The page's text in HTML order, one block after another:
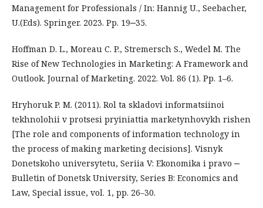
Management for Professionals / In: Hannig U., Seebacher,
U.(Eds). Springer. 2023. Pp. 19‒35.
Hoffman D. L., Moreau C. P., Stremersch S., Wedel M. The
Rise of New Technologies in Marketing: A Framework and
Outlook. Journal of Marketing. 2022. Vol. 86 (1). Рр. 1–6.
Hryhoruk P. M. (2011). Rol ta skladovi informatsiinoi
tekhnolohii v protsesi pryiniattia marketynhovykh rishen
[The role and components of information technology in
the process of making marketing decisions]. Visnyk
Donetskoho universytetu, Seriia V: Ekonomika i pravo ‒
Bulletin of Donetsk University, Series B: Economics and
Law, Special issue, vol. 1, pp. 26–30.